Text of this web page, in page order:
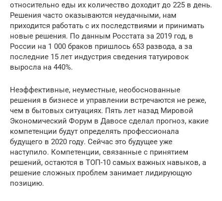
относительно еды их количество доходит до 225 в день.
Решения часто оказываются неудачными, нам
приходится работать с их последствиями и принимать
новые решения. По данным Росстата за 2019 год, в
России на 1 000 браков пришлось 653 развода, а за
последние 15 лет индустрия сведения татуировок
выросла на 440%.
Неэффективные, неуместные, необоснованные
решения в бизнесе и управлении встречаются не реже,
чем в бытовых ситуациях. Пять лет назад Мировой
Экономический Форум в Давосе сделал прогноз, какие
компетенции будут определять профессионала
будущего в 2020 году. Сейчас это будущее уже
наступило. Компетенции, связанные с принятием
решений, остаются в ТОП-10 самых важных навыков, а
решение сложных проблем занимает лидирующую
позицию.